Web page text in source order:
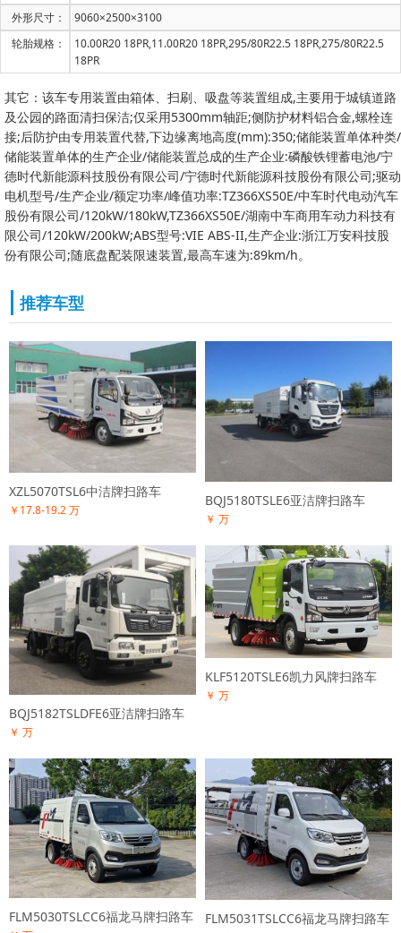
外形尺寸：
9060×2500×3100
轮胎规格：
10.00R20 18PR,11.00R20 18PR,295/80R22.5 18PR,275/80R22.5
18PR
其它：该车专用装置由箱体、扫刷、吸盘等装置组成,主要用于城镇道路
及公园的路面清扫保洁;仅采用5300mm轴距;侧防护材料铝合金,螺栓连
接;后防护由专用装置代替,下边缘离地高度(mm):350;储能装置单体种类/
储能装置单体的生产企业/储能装置总成的生产企业:磷酸铁锂蓄电池/宁
德时代新能源科技股份有限公司/宁德时代新能源科技股份有限公司;驱动
电机型号/生产企业/额定功率/峰值功率:TZ366XS50E/中车时代电动汽车
股份有限公司/120kW/180kW,TZ366XS50E/湖南中车商用车动力科技有
限公司/120kW/200kW;ABS型号:VIE ABS-II,生产企业:浙江万安科技股
份有限公司;随底盘配装限速装置,最高车速为:89km/h。
推荐车型
XZL5070TSL6中洁牌扫路车
￥17.8-19.2 万
BQJ5180TSLE6亚洁牌扫路车
￥ 万
BQJ5182TSLDFE6亚洁牌扫路车
￥ 万
KLF5120TSLE6凯力风牌扫路车
￥ 万
FLM5030TSLCC6福龙马牌扫路车 FLM5031TSLCC6福龙马牌扫路车